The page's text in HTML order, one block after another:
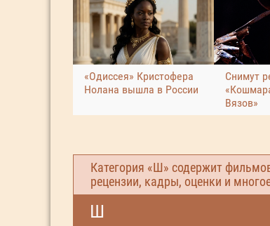
«Одиссея» Кристофера
Нолана вышла в России
Снимут
Вязов»
Категория «Ш» содержит
рецензии, кадры, оценки и
Ш